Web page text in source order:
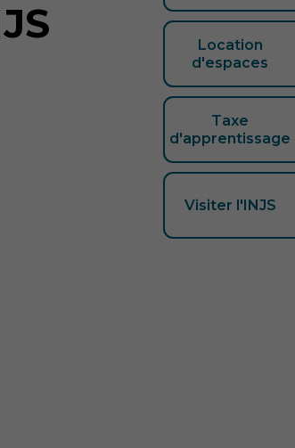
Location
d'espaces
Taxe
d'apprentissage
Visiter l'INJS